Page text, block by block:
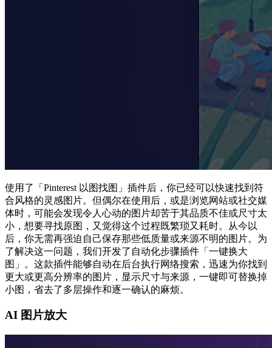
使用了「Pinterest 以图找图」插件后，你已经可以快速找到符
合风格的灵感图片。但偶尔在使用后，或是浏览网站或社交媒
体时，可能会发现令人心动的图片却苦于其品质不佳或尺寸太
小，想要寻找原图，又觉得这个过程既繁琐又耗时。从今以
后，你无需再强迫自己保存那些低质量或来源不明的图片。为
了解决这一问题，我们开发了自动化步骤插件「一键换大
图」。这款插件能够自动在后台执行网络搜索，迅速为你找到
更大或更高分辨率的图片，显示尺寸与来源，一键即可替换掉
小图，省去了多层操作和逐一确认的麻烦。
AI 图片放大